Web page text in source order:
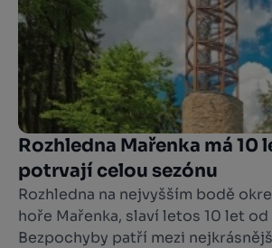
Rozhledna Mařenka má 10
potrvají celou sezónu
Rozhledna na nejvyšším bodě
hoře Mařenka, slaví letos 10 let od
Bezpochyby patří mezi